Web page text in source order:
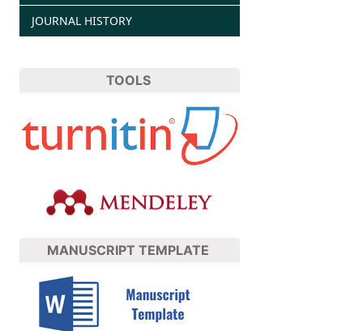
JOURNAL HISTORY
TOOLS
MANUSCRIPT TEMPLATE